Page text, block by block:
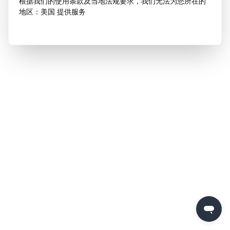
地区：美国 提供服务